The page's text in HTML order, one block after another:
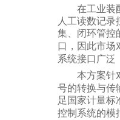
在工业装
人工读数记
集、闭环管控
口，因此市
系统接口广泛
本方案针
号的转换与传
足国家计量标
控制系统的模